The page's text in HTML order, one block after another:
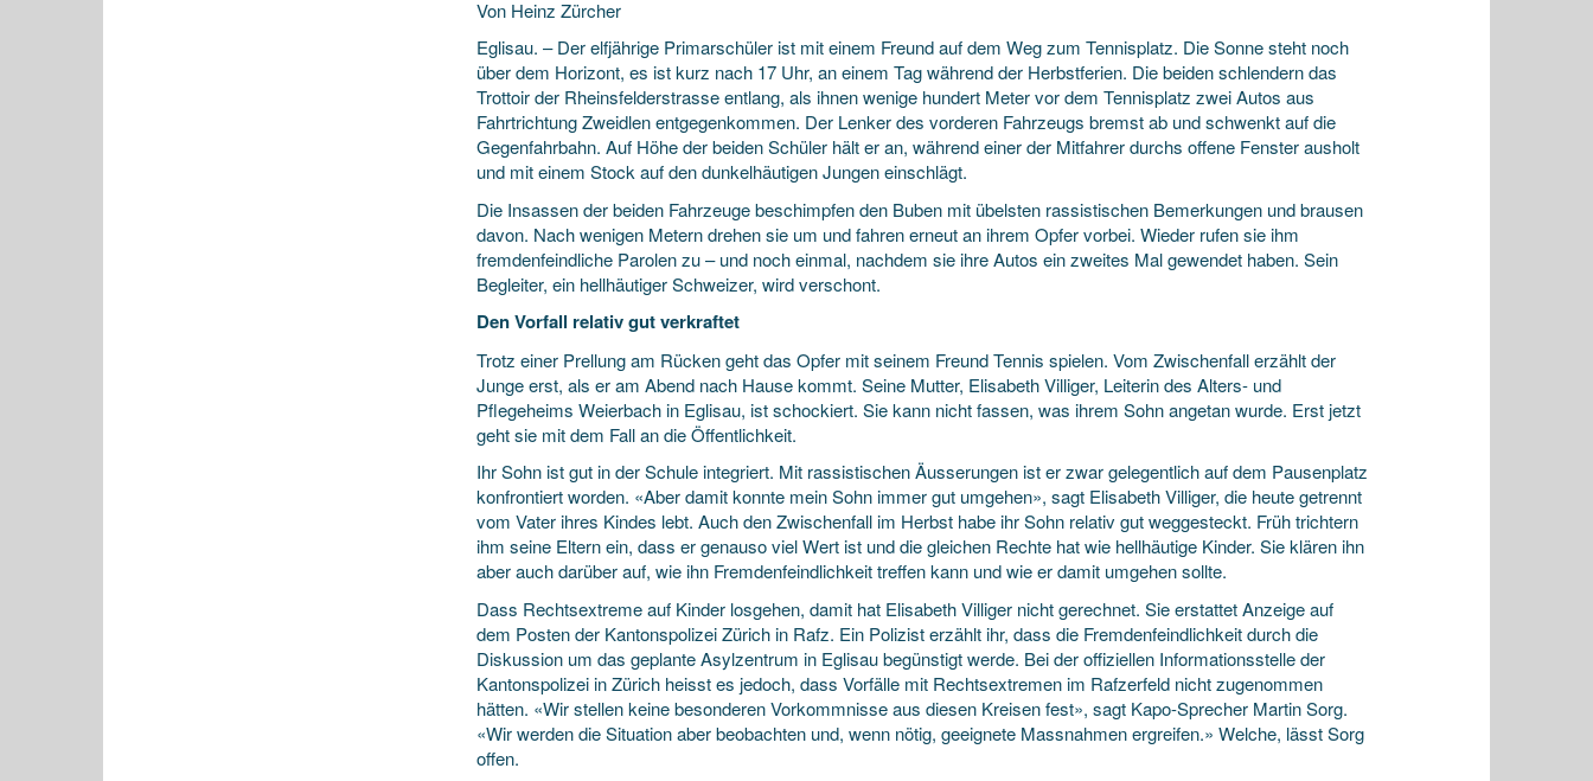
Von Heinz Zürcher
Eglisau. – Der elfjährige Primarschüler ist mit einem Freund auf dem Weg zum Tennisplatz. Die Sonne steht noch
über dem Horizont, es ist kurz nach 17 Uhr, an einem Tag während der Herbstferien. Die beiden schlendern das
Trottoir der Rheinsfelderstrasse entlang, als ihnen wenige hundert Meter vor dem Tennisplatz zwei Autos aus
Fahrtrichtung Zweidlen entgegenkommen. Der Lenker des vorderen Fahrzeugs bremst ab und schwenkt auf die
Gegenfahrbahn. Auf Höhe der beiden Schüler hält er an, während einer der Mitfahrer durchs offene Fenster ausholt
und mit einem Stock auf den dunkelhäutigen Jungen einschlägt.
Die Insassen der beiden Fahrzeuge beschimpfen den Buben mit übelsten rassistischen Bemerkungen und brausen
davon. Nach wenigen Metern drehen sie um und fahren erneut an ihrem Opfer vorbei. Wieder rufen sie ihm
fremdenfeindliche Parolen zu – und noch einmal, nachdem sie ihre Autos ein zweites Mal gewendet haben. Sein
Begleiter, ein hellhäutiger Schweizer, wird verschont.
Den Vorfall relativ gut verkraftet
Trotz einer Prellung am Rücken geht das Opfer mit seinem Freund Tennis spielen. Vom Zwischenfall erzählt der
Junge erst, als er am Abend nach Hause kommt. Seine Mutter, Elisabeth Villiger, Leiterin des Alters- und
Pflegeheims Weierbach in Eglisau, ist schockiert. Sie kann nicht fassen, was ihrem Sohn angetan wurde. Erst jetzt
geht sie mit dem Fall an die Öffentlichkeit.
Ihr Sohn ist gut in der Schule integriert. Mit rassistischen Äusserungen ist er zwar gelegentlich auf dem Pausenplatz
konfrontiert worden. «Aber damit konnte mein Sohn immer gut umgehen», sagt Elisabeth Villiger, die heute getrennt
vom Vater ihres Kindes lebt. Auch den Zwischenfall im Herbst habe ihr Sohn relativ gut weggesteckt. Früh trichtern
ihm seine Eltern ein, dass er genauso viel Wert ist und die gleichen Rechte hat wie hellhäutige Kinder. Sie klären ihn
aber auch darüber auf, wie ihn Fremdenfeindlichkeit treffen kann und wie er damit umgehen sollte.
Dass Rechtsextreme auf Kinder losgehen, damit hat Elisabeth Villiger nicht gerechnet. Sie erstattet Anzeige auf
dem Posten der Kantonspolizei Zürich in Rafz. Ein Polizist erzählt ihr, dass die Fremdenfeindlichkeit durch die
Diskussion um das geplante Asylzentrum in Eglisau begünstigt werde. Bei der offiziellen Informationsstelle der
Kantonspolizei in Zürich heisst es jedoch, dass Vorfälle mit Rechtsextremen im Rafzerfeld nicht zugenommen
hätten. «Wir stellen keine besonderen Vorkommnisse aus diesen Kreisen fest», sagt Kapo-Sprecher Martin Sorg.
«Wir werden die Situation aber beobachten und, wenn nötig, geeignete Massnahmen ergreifen.» Welche, lässt Sorg
offen.